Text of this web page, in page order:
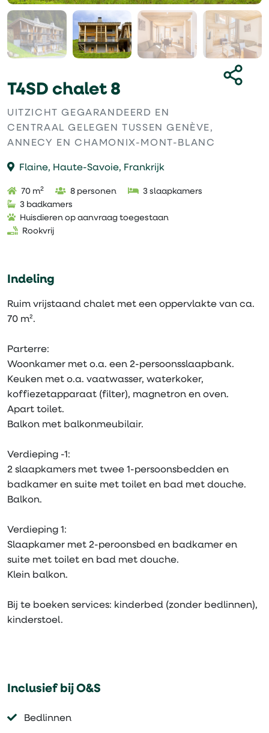
T4SD chalet 8
UITZICHT GEGARANDEERD EN
CENTRAAL GELEGEN TUSSEN GENÈVE,
ANNECY EN CHAMONIX-MONT-BLANC
Flaine, Haute-Savoie, Frankrijk
70 m2 8 personen
3 slaapkamers
3 badkamers
Huisdieren op aanvraag toegestaan
Rookvrij
Indeling
Ruim vrijstaand chalet met een oppervlakte van ca.
70 m².
Parterre:
Woonkamer met o.a. een 2-persoonsslaapbank.
Keuken met o.a. vaatwasser, waterkoker,
koffiezetapparaat (filter), magnetron en oven.
Apart toilet.
Balkon met balkonmeubilair.
Verdieping -1:
2 slaapkamers met twee 1-persoonsbedden en
badkamer en suite met toilet en bad met douche.
Balkon.
Verdieping 1:
Slaapkamer met 2-peroonsbed en badkamer en
suite met toilet en bad met douche.
Klein balkon.
Bij te boeken services: kinderbed (zonder bedlinnen),
kinderstoel.
Inclusief bij O&S
Bedlinnen